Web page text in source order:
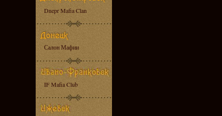
Dnepr Mafia Clan
Салон Мафии
IF Mafia Club